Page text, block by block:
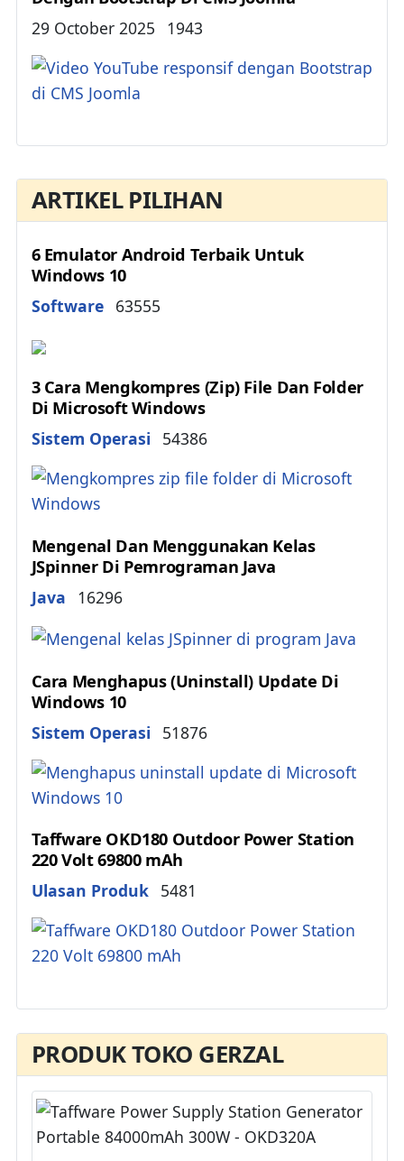
ARTIKEL PILIHAN
6 Emulator Android Terbaik Untuk
Windows 10
Details
Software 63555
3 Cara Mengkompres (Zip) File Dan Folder
Di Microsoft Windows
Details
Sistem Operasi 54386
Mengenal Dan Menggunakan Kelas
JSpinner Di Pemrograman Java
Details
Java 16296
Cara Menghapus (Uninstall) Update Di
Windows 10
Details
Sistem Operasi 51876
Taffware OKD180 Outdoor Power Station
220 Volt 69800 mAh
Details
Ulasan Produk 5481
Details
29 October 2025 1943
PRODUK TOKO GERZAL